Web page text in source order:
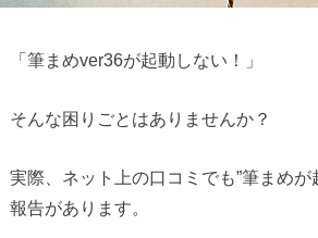
「筆まめver36が起動しない！」
そんな困りごとはありませんか？
実際、ネット上の口コミでも”筆まめが
報告があります。